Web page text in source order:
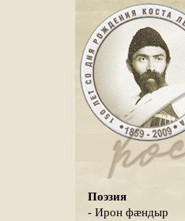
Поэзия
- Ирон фæндыр